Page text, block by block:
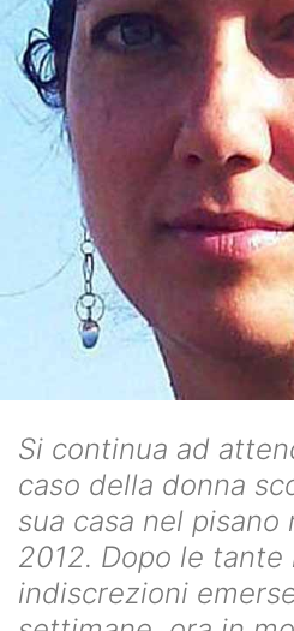
Si continua ad
caso della donna
sua casa nel pisano
2012. Dopo le tante
indiscrezioni